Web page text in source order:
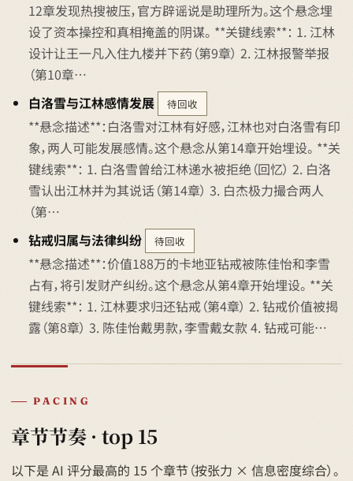
12章发现热搜被压，官方辟谣说是助理所为。这个悬念埋
设了资本操控和真相掩盖的阴谋。 **关键线索**： 1. 江林
设计让王一凡入住九楼并下药（第9章） 2. 江林报警举报
（第10章…
白洛雪与江林感情发展
待回收
**悬念描述**：白洛雪对江林有好感，江林也对白洛雪有印
象，两人可能发展感情。这个悬念从第14章开始埋设。 **关
键线索**： 1. 白洛雪曾给江林递水被拒绝（回忆） 2. 白洛
雪认出江林并为其说话（第14章） 3. 白杰极力撮合两人
（第…
钻戒归属与法律纠纷
待回收
**悬念描述**：价值188万的卡地亚钻戒被陈佳怡和李雪
占有，将引发财产纠纷。这个悬念从第4章开始埋设。 **关
键线索**： 1. 江林要求归还钻戒（第4章） 2. 钻戒价值被揭
露（第8章） 3. 陈佳怡戴男款，李雪戴女款 4. 钻戒可能…
PACING
章节节奏 · top 15
以下是 AI 评分最高的 15 个章节（按张力 × 信息密度综合）。